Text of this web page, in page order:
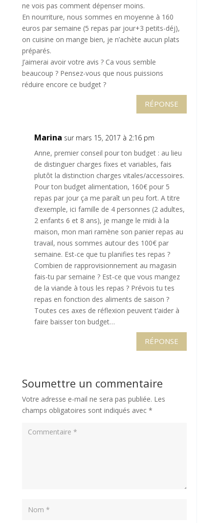
ne vois pas comment dépenser moins.
En nourriture, nous sommes en moyenne à 160
euros par semaine (5 repas par jour+3 petits-déj),
on cuisine on mange bien, je n’achète aucun plats
préparés.
J’aimerai avoir votre avis ? Ca vous semble
beaucoup ? Pensez-vous que nous puissions
réduire encore ce budget ?
RÉPONSE
Marina sur mars 15, 2017 à 2:16 pm
Anne, premier conseil pour ton budget : au lieu
de distinguer charges fixes et variables, fais
plutôt la distinction charges vitales/accessoires.
Pour ton budget alimentation, 160€ pour 5
repas par jour ça me paraît un peu fort. A titre
d’exemple, ici famille de 4 personnes (2 adultes,
2 enfants 6 et 8 ans), je mange le midi à la
maison, mon mari ramène son panier repas au
travail, nous sommes autour des 100€ par
semaine. Est-ce que tu planifies tes repas ?
Combien de rapprovisionnement au magasin
fais-tu par semaine ? Est-ce que vous mangez
de la viande à tous les repas ? Prévois tu tes
repas en fonction des aliments de saison ?
Toutes ces axes de réflexion peuvent t’aider à
faire baisser ton budget…
RÉPONSE
Soumettre un commentaire
Votre adresse e-mail ne sera pas publiée. Les
champs obligatoires sont indiqués avec *